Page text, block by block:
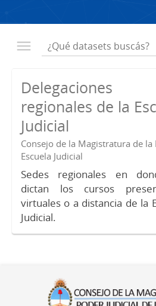
Delegaciones
regionales de la
Judicial
Consejo de la Magistratura de la
Escuela Judicial
Sedes regionales en
dictan los cursos
virtuales o a distancia de la
Judicial.